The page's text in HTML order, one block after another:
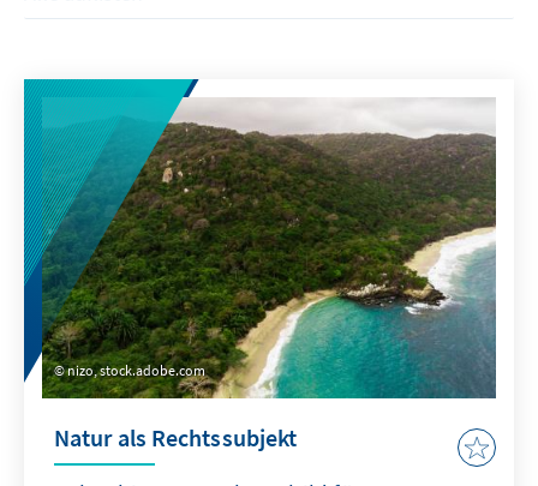
nizo, stock.adobe.com
Natur als Rechtssubjekt